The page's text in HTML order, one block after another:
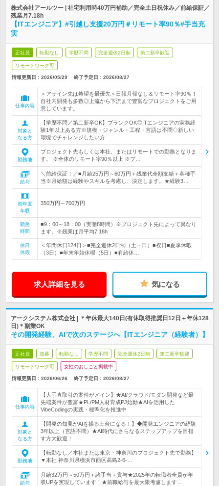
株式会社アールツー | 社宅利用時40万円補助／完全土日祝休み／前給保証／
残業月7.18h
【ITエンジニア】#引越し支援20万円＃リモート率90％#手当充
実
正社員 転勤なし 学歴不問 完全週休2日制 第二新卒歓迎
リモートワーク可
情報更新日：2026/05/29 終了予定日： 2026/08/27
仕事内容
＜アサイン先は希望を最優先＞日報月報なし＆リモート率90％！
自社内開発も多数◎上流から下流まで豊富なプロジェクトをご用
意しています。
対象と
なる方
【学歴不問／第二新卒OK】ブランクOK◎ITエンジニアの実務経
験1年以上ある方※規模・ジャンル・工程・言語は不問◇新しい
環境でチャレンジしたい方
勤務地
プロジェクト先もしくは本社、またはリモートでの勤務となりま
す。 ※全体のリモート率90％以上 ※プ…
給与
＼前給保証！／■月給25万円～60万円＋残業代全額支給＋各種手
当※月給額は経験やスキルを考慮し、決定します。★経験3…
初年度
年収
350万円～700万円
勤務
時間
■9：00～18：00（実働8時間）※プロジェクト先によって異なり
ます。※残業は月平均7.18h
休日
休暇
＜年間休日124日＞■完全週休2日制（土・日）■祝日■夏季休暇
（3日）■年末年始休暇（5日）■有給休…
求人詳細を見る 気になる
アークシステム株式会社 | ＊年休最大140日(有休取得推奨日12日＋年休128
日)＊副業OK
その開発経験、AIで次のステージへ【ITエンジニア（経験者）】
正社員 急募 転勤なし 学歴不問 完全週休2日制 第二新卒歓迎
リモートワーク可 女性のおしごと掲載中
情報更新日：2026/06/26 終了予定日： 2026/08/27
仕事内容
【大手直取引の案件がメイン】★AI/クラウド/モダン開発など最
先端案件が豊富★PL/PM人材育成PJ始動★AIを活用した
VibeCodingの実践・標準化を推進中
対象と
なる方
【開発の知見がAIを操る土台になる！】◆開発エンジニアの経験
3年以上（言語不問）★AI時代にさらなるステップアップを目指
す方大歓迎！
勤務地
【転勤なし／本社または東京・神奈川のプロジェクト先で勤務】
▼本社 神奈川県横浜市西区高島2-6-…
給与
月給32万円～50万円＋諸手当＋賞与★2025年の転職者全員が年
収UPを実現しています！★前職給与を最大限考慮します…